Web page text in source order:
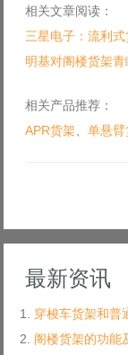
相关文章阅读：
三星电子：流利
明基对阁楼货架青
相关产品推荐：
APR货架
单悬臂
最新资讯
穿梭车货架和普
阁楼货架的功能